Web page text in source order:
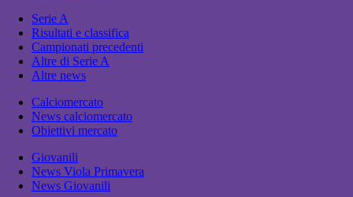
Serie A
Risultati e classifica
Campionati precedenti
Altre di Serie A
Altre news
Calciomercato
News calciomercato
Obiettivi mercato
Giovanili
News Viola Primavera
News Giovanili